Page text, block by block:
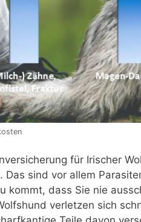
für Irischer
sind vor allem
dass Sie nie
verletzen sich